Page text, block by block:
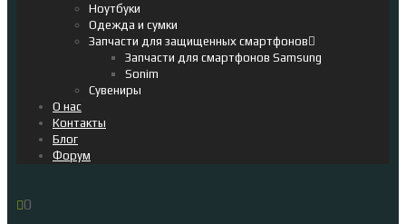
Ноутбуки
Одежда и сумки
Запчасти для защищенных смартфонов
Запчасти для смартфонов Samsung
Sonim
Сувениры
О нас
Контакты
Блог
Форум
0